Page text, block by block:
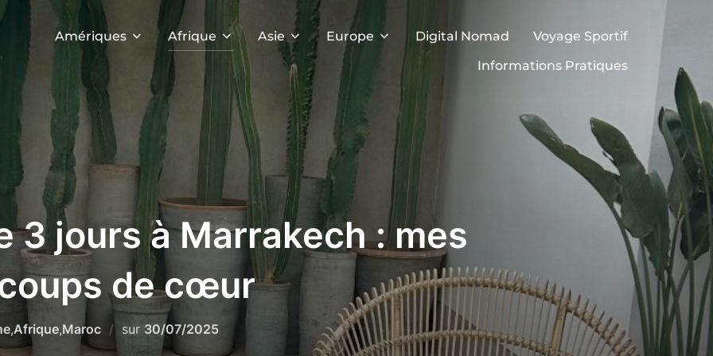
Amériques Afrique Asie Europe Digital Nomad
Voyage Sportif
Informations Pratiques
3 jours à Marrakech : mes
de cœur
,Afrique,Maroc sur Publié
30/07/2025